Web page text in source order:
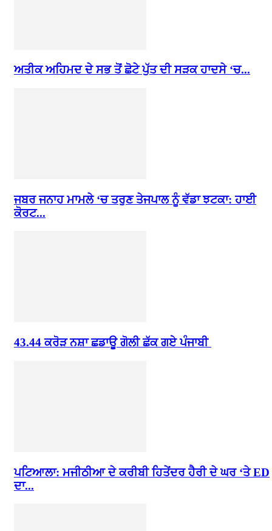
ਅਤੀਕ ਅਹਿਮਦ ਦੇ ਸਭ ਤੋਂ ਛੋਟੇ ਪੁੱਤ ਦੀ ਸੜਕ ਹਾਦਸੇ ‘ਚ...
ਜਬਰ ਜਨਾਹ ਮਾਮਲੇ ‘ਚ ਤਰੁਣ ਤੇਜਪਾਲ ਨੂੰ ਵੱਡਾ ਝਟਕਾ: ਹਾਈ
ਕੋਰਟ...
43.44 ਕਰੋੜ ਨਸ਼ਾ ਛਡਾਊ ਗੋਲੀ ਛੱਕ ਗਏ ਪੰਜਾਬੀ
ਪਟਿਆਲਾ: ਮਜੀਠੀਆ ਦੇ ਕਰੀਬੀ ਹਿਤੇਂਦਰ ਹੈਰੀ ਦੇ ਘਰ ‘ਤੇ ED
ਦਾ...